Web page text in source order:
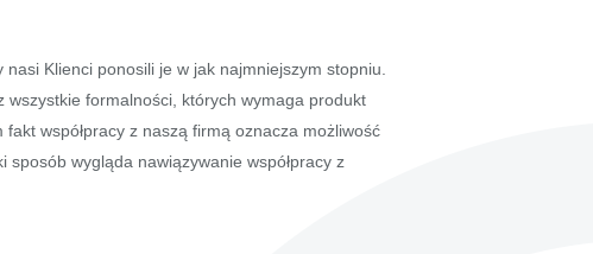
Klienci ponosili je w jak najmniejszym stopniu.
wszystkie formalności, których wymaga produkt
współpracy z naszą firmą oznacza możliwość
wygląda nawiązywanie współpracy z